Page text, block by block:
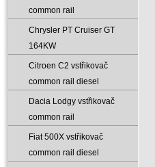
common rail
Chrysler PT Cruiser GT
164KW
Citroen C2 vstřikovač
common rail diesel
Dacia Lodgy vstřikovač
common rail
Fiat 500X vstřikovač
common rail diesel